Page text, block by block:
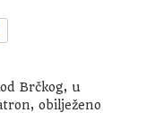
Brčkog, u
obilježeno